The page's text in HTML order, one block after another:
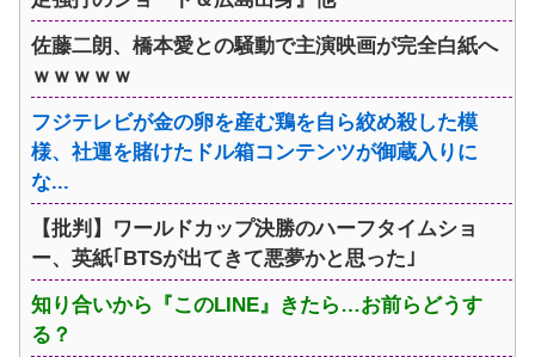
佐藤二朗、橋本愛との騒動で主演映画が完全白紙へ
ｗｗｗｗｗ
フジテレビが金の卵を産む鶏を自ら絞め殺した模
様、社運を賭けたドル箱コンテンツが御蔵入りに
な...
【批判】ワールドカップ決勝のハーフタイムショ
ー、英紙｢BTSが出てきて悪夢かと思った｣
知り合いから『このLINE』きたら…お前らどうす
る？